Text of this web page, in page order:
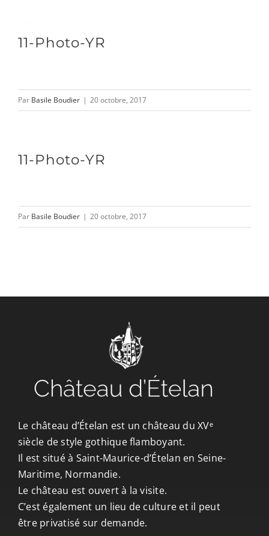
contenu
L’ASSOCIATION
11-Photo-YR
Par Basile Boudier | 20 octobre, 2017
11-Photo-YR
Par Basile Boudier | 20 octobre, 2017
Le château d’Ételan est un château du XVᵉ
siècle de style gothique flamboyant.
Il est situé à Saint-Maurice-d’Ételan en Seine-
Maritime, Normandie.
Le château est ouvert à la visite.
C’est également un lieu de culture et il peut
être privatisé sur demande.